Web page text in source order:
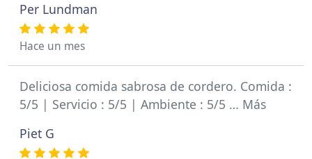
Per Lundman
Hace un mes
Deliciosa comida sabrosa de cordero. Comida :
5/5 | Servicio : 5/5 | Ambiente : 5/5 … Más
Piet G